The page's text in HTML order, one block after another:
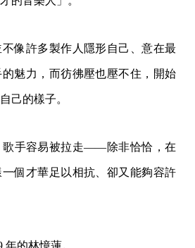
像許多製作人隱形自己、意在最
魅力，而彷彿壓也壓不住，開始
己的樣子。
歌手容易被拉走——除非恰恰，在
個才華足以相抗、卻又能夠容許
的林憶蓮。